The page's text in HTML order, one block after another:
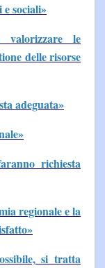
sociali»
valorizzare le
delle risorse
adeguata»
richiesta
regionale e la
si tratta